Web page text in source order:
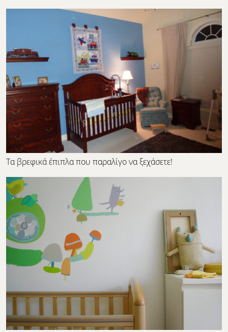
Τα βρεφικά έπιπλα που παραλίγο να ξεχάσετε!